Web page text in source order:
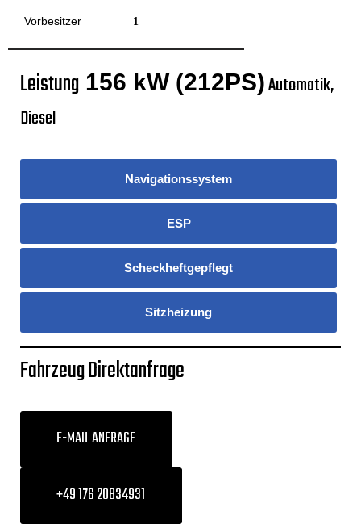
Vorbesitzer 1
Leistung 156 kW (212PS)Automatik,
Diesel
Navigationssystem
ESP
Scheckheftgepflegt
Sitzheizung
Fahrzeug Direktanfrage
E-MAIL ANFRAGE
+49 176 20834931